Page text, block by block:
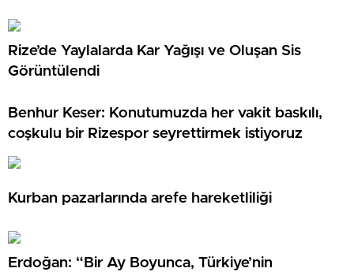
Rize’de Yaylalarda Kar Yağışı ve Oluşan Sis
Görüntülendi
Benhur Keser: Konutumuzda her vakit baskılı,
coşkulu bir Rizespor seyrettirmek istiyoruz
Kurban pazarlarında arefe hareketliliği
Erdoğan: “Bir Ay Boyunca, Türkiye’nin